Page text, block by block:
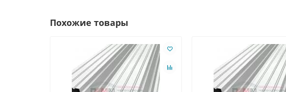
Похожие товары